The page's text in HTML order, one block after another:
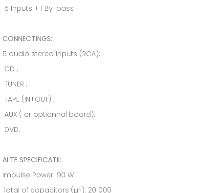
5 Inputs + 1 By-pass
CONNECTINGS:
5 audio stereo Inputs (RCA):
CD ;
TUNER ;
TAPE (IN+OUT) ;
AUX ( or optionnal board);
DVD.
ALTE SPECIFICATII:
Impulse Power: 90 W
Total of capacitors (µF): 20 000